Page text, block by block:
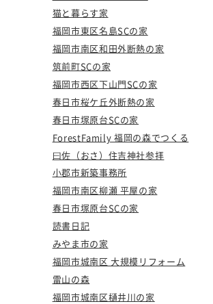
猫と暮らす家
福岡市東区名島SCの家
福岡市南区和田外断熱の家
筑前町SCの家
福岡市西区下山門SCの家
春日市桜ケ丘外断熱の家
春日市塚原台SCの家
ForestFamily 福岡の森でつくる
曰佐（おさ）住吉神社参拝
小郡市新築事務所
福岡市南区柳瀬 平屋の家
春日市塚原台SCの家
読書日記
みやま市の家
福岡市城南区 大規模リフォーム
雷山の森
福岡市城南区樋井川の家